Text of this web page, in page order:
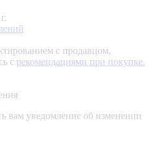
с продавцом,
с рекомендациями при покупке.
вам уведомление об изменении